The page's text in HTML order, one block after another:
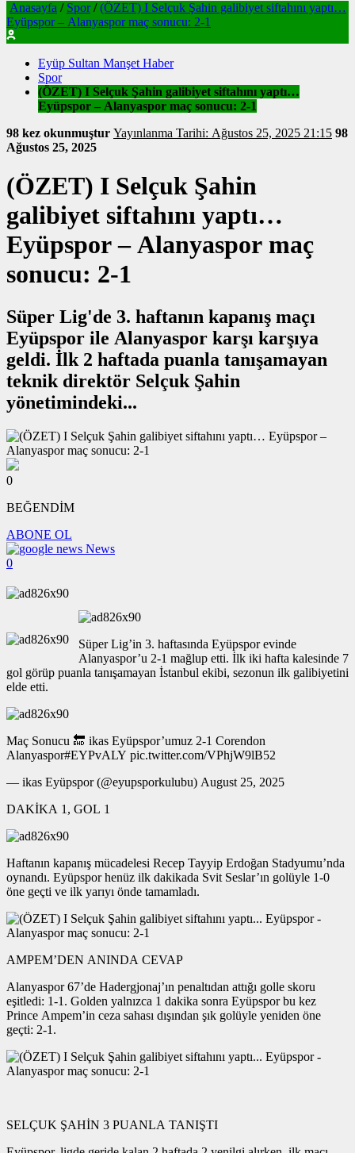
Anasayfa / Spor / (ÖZET) I Selçuk Şahin galibiyet siftahını yaptı…
Eyüpspor – Alanyaspor maç sonucu: 2-1
Eyüp Sultan Manşet Haber
Spor
(ÖZET) I Selçuk Şahin galibiyet siftahını yaptı…
Eyüpspor – Alanyaspor maç sonucu: 2-1
98 kez okunmuştur
Yayınlanma Tarihi: Ağustos 25, 2025 21:15 98
Ağustos 25, 2025
(ÖZET) I Selçuk Şahin
galibiyet siftahını yaptı…
Eyüpspor – Alanyaspor maç
sonucu: 2-1
Süper Lig'de 3. haftanın kapanış maçı
Eyüpspor ile Alanyaspor karşı karşıya
geldi. İlk 2 haftada puanla tanışamayan
teknik direktör Selçuk Şahin
yönetimindeki...
0
BEĞENDİM
ABONE OL
News
0
Süper Lig’in 3. haftasında Eyüpspor evinde
Alanyaspor’u 2-1 mağlup etti. İlk iki hafta kalesinde 7
gol görüp puanla tanışamayan İstanbul ekibi, sezonun ilk galibiyetini
elde etti.
Maç Sonucu 🔚 ikas Eyüpspor’umuz 2-1 Corendon
Alanyaspor#EYPvALY pic.twitter.com/VPhjW9lB52
— ikas Eyüpspor (@eyupsporkulubu) August 25, 2025
DAKİKA 1, GOL 1
Haftanın kapanış mücadelesi Recep Tayyip Erdoğan Stadyumu’nda
oynandı. Eyüpspor henüz ilk dakikada Svit Seslar’ın golüyle 1-0
öne geçti ve ilk yarıyı önde tamamladı.
AMPEM’DEN ANINDA CEVAP
Alanyaspor 67’de Hadergjonaj’ın penaltıdan attığı golle skoru
eşitledi: 1-1. Golden yalnızca 1 dakika sonra Eyüpspor bu kez
Prince Ampem’in ceza sahası dışından şık golüyle yeniden öne
geçti: 2-1.
SELÇUK ŞAHİN 3 PUANLA TANIŞTI